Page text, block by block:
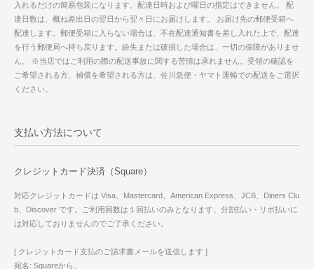
入れるだけの簡易包装になります。配達日時および曜日の指定はできません。 配
達日数は、概ね差出日の翌日から翌々日にお届けします。 お届け先の郵便受箱へ
配達します。郵便受箱に入らない場合は、不在配達通知書を差し入れた上で、配達
を行う郵便局へ持ち戻ります。紛失または破損した場合は、一切の保障がありませ
ん。 ※当店ではご利用の際の配送事故に関する苦情は承れません。受領の確認を
ご希望される方、補償を希望される方は、佐川急便・ヤマト運輸での配送をご選択
ください。
支払い方法について
クレジットカード決済（Square）
対応クレジットカードは Visa、Mastercard、American Express、JCB、Diners Clu
b、Discover です。ご利用回数は１回払いのみとなります。分割払い・リボ払いに
は対応しておりませんのでご了承ください。
[ クレジットカード支払のご請求書メールを送信します ]
宛名: Squareから、